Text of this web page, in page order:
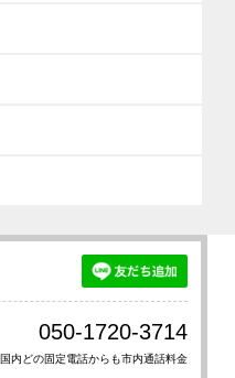
050-1720-3714
国内どの固定電話からも市内通話料金